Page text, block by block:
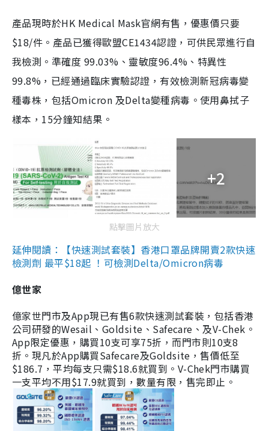
產品現時於HK Medical Mask官網有售，優惠價只要
$18/件。產品已獲得歐盟CE1434認證，可供民眾進行自
我檢測。準確度 99.03%、靈敏度96.4%、特異性
99.8%，已經通過臨床實驗認證，有效檢測新冠病毒變
種毒株，包括Omicron 及Delta變種病毒。使用鼻拭子
樣本，15分鐘知結果。
+2
點擊圖片放大
延伸閱讀：【快速測試套裝】香港口罩品牌開賣2款快速
檢測劑 最平$18起 ！可檢測Delta/Omicron病毒
億世家
億家世門市及App現已有售6款快速測試套裝，包括香港
公司研發的Wesail、Goldsite、Safecare、及V-Chek。
App限定優惠，購買10支可享75折，而門市則10支8
折。現凡於App購買Safecare及Goldsite，售價低至
$186.7，平均每支只需$18.6就買到。V-Chek門市購買
一支平均不用$17.9就買到，數量有限，售完即止。